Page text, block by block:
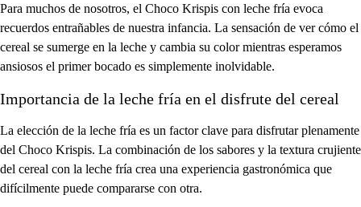
Para muchos de nosotros, el Choco Krispis con leche fría evoca
recuerdos entrañables de nuestra infancia. La sensación de ver cómo el
cereal se sumerge en la leche y cambia su color mientras esperamos
ansiosos el primer bocado es simplemente inolvidable.
Importancia de la leche fría en el disfrute del cereal
La elección de la leche fría es un factor clave para disfrutar plenamente
del Choco Krispis. La combinación de los sabores y la textura crujiente
del cereal con la leche fría crea una experiencia gastronómica que
difícilmente puede compararse con otra.